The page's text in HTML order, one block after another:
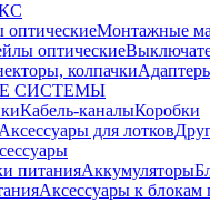
оптическиеМонтажные
оптические
колпачки
СИСТЕМЫ
Кабель-каналыКоробки
Аксессуары для лотков
питанияАккумуляторы
Аксессуары к блокам